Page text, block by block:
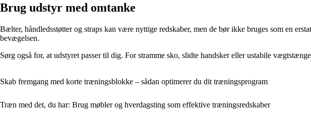
Brug udstyr med omtanke
Bælter, håndledsstøtter og straps kan være nyttige redskaber, men de bør ikke bruges som en
bevægelsen.
Sørg også for, at udstyret passer til dig. For stramme sko, slidte handsker eller ustabile
Skab fremgang med korte træningsblokke – sådan optimerer du dit træningsprogram
Træn med det, du har: Brug møbler og hverdagsting som effektive træningsredskaber